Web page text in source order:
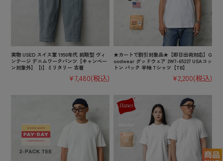
実物 USED スイス軍 1950年代 前期型 ヴィ
ンテージ デニムワークパンツ【キャンペー
ン対象外】【I】ミリタリー 古着
¥7,480(税込)
★カートで割引対象品★【即日出荷対応】G
oodwear グッドウェア 2W7-65227 USAコッ
トン パック 半袖 Tシャツ【TB】
¥2,200(税込)